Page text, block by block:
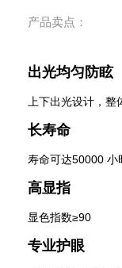
产品卖点：
出光均匀防眩
上下出光设计，
长寿命
寿命可达50000 小
高显指
显色指数≥90
专业护眼